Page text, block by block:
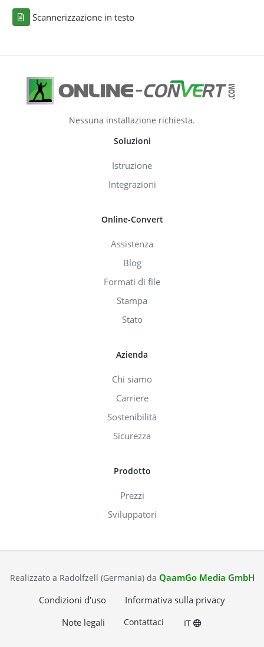
Scannerizzazione in testo
Nessuna installazione richiesta.
Soluzioni
Istruzione
Integrazioni
Online-Convert
Assistenza
Blog
Formati di file
Stampa
Stato
Azienda
Chi siamo
Carriere
Sostenibilità
Sicurezza
Prodotto
Prezzi
Sviluppatori
Realizzato a Radolfzell (Germania) da QaamGo Media GmbH
Condizioni d'uso
Informativa sulla privacy
Note legali
Contattaci IT